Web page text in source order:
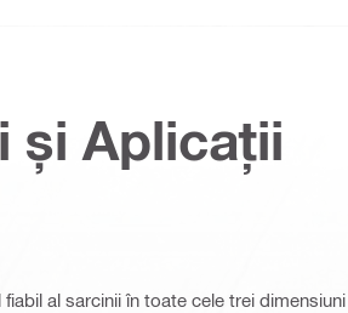
și Aplicații
al sarcinii în toate cele trei dimensiuni